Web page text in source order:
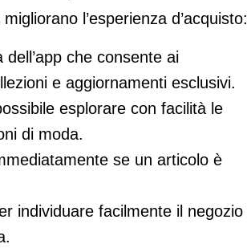
l’esperienza d’acquisto:
che consente ai
e aggiornamenti esclusivi.
esplorare con facilità le
di moda.
se un articolo è
individuare facilmente il negozio